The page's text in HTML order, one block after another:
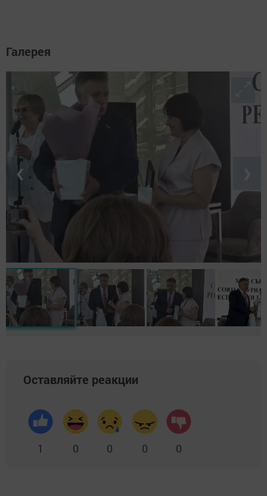
Галерея
❮
Оставляйте реакции
1 0 0 0 0